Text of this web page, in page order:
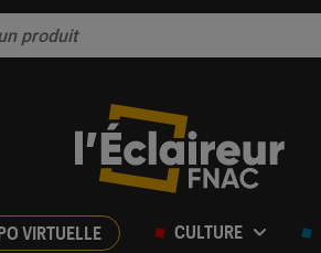
VIRTUELLE CULTURE